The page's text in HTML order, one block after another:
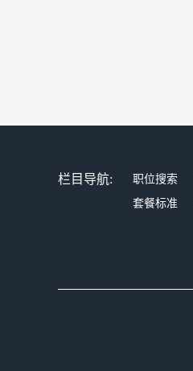
栏目导航: 职位搜索
套餐标准